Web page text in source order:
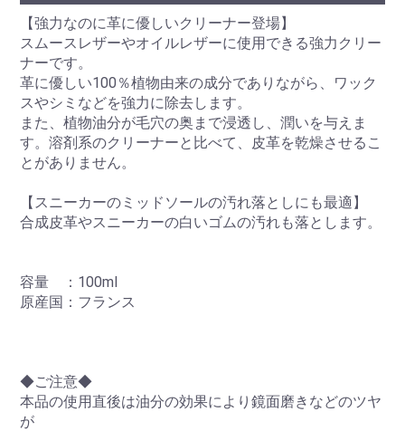
【強力なのに革に優しいクリーナー登場】
スムースレザーやオイルレザーに使用できる強力クリー
ナーです。
革に優しい100％植物由来の成分でありながら、ワック
スやシミなどを強力に除去します。
また、植物油分が毛穴の奥まで浸透し、潤いを与えま
す。溶剤系のクリーナーと比べて、皮革を乾燥させるこ
とがありません。
【スニーカーのミッドソールの汚れ落としにも最適】
合成皮革やスニーカーの白いゴムの汚れも落とします。
容量 ：100ml
原産国：フランス
◆ご注意◆
本品の使用直後は油分の効果により鏡面磨きなどのツヤ
が